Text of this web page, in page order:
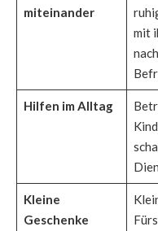
miteinander
mit
Hilfen im Alltag
Kleine
Geschenke